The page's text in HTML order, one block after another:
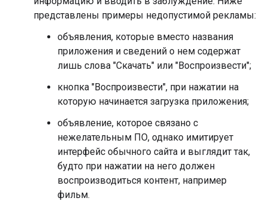
представлены примеры недопустимой рекламы:
объявления, которые вместо названия
приложения и сведений о нем содержат
лишь слова "Скачать" или "Воспроизвести";
кнопка "Воспроизвести", при нажатии на
которую начинается загрузка приложения;
объявление, которое связано с
нежелательным ПО, однако имитирует
интерфейс обычного сайта и выглядит так,
будто при нажатии на него должен
воспроизводиться контент, например
фильм.